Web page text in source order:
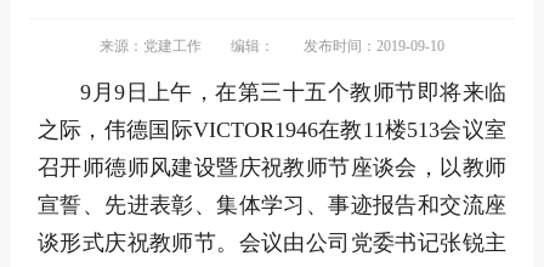
来源：党建工作 编辑： 发布时间：2019-09-10
9月9日上午，在第三十五个教师节即将来临
之际，伟德国际VICTOR1946在教11楼513会议室
召开师德师风建设暨庆祝教师节座谈会，以教师
宣誓、先进表彰、集体学习、事迹报告和交流座
谈形式庆祝教师节。会议由公司党委书记张锐主